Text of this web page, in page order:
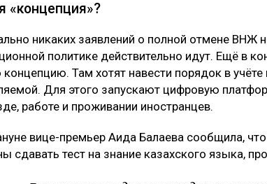
«концепция»?
никаких заявлений о полной отмене ВНЖ
политике действительно идут. Ещё в
Там хотят навести порядок в
Для этого запускают цифровую
работе и проживании иностранцев.
вице-премьер Аида Балаева сообщила,
сдавать тест на знание казахского языка,